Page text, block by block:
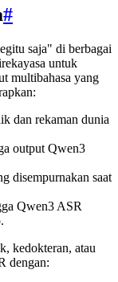
#
saja" di berbagai
untuk
multibahasa yang
dan rekaman dunia
output Qwen3
disempurnakan saat
Qwen3 ASR
kedokteran, atau
dengan: